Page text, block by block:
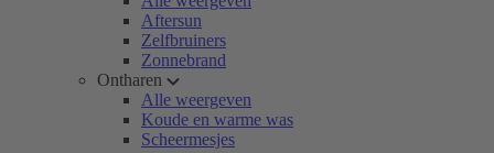
Aftersun
Zelfbruiners
Zonnebrand
Ontharen
Alle weergeven
Koude en warme was
Scheermesjes